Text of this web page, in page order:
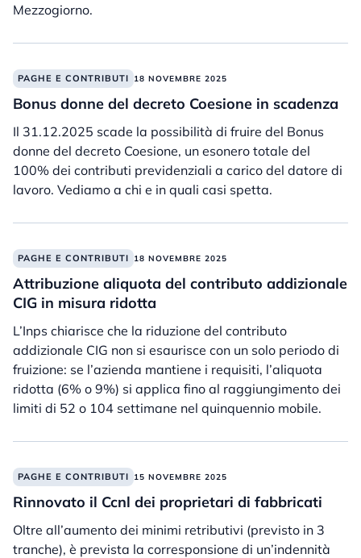
Mezzogiorno.
PAGHE E CONTRIBUTI 18 NOVEMBRE 2025
Bonus donne del decreto Coesione in scadenza
Il 31.12.2025 scade la possibilità di fruire del Bonus
donne del decreto Coesione, un esonero totale del
100% dei contributi previdenziali a carico del datore di
lavoro. Vediamo a chi e in quali casi spetta.
PAGHE E CONTRIBUTI 18 NOVEMBRE 2025
Attribuzione aliquota del contributo addizionale
CIG in misura ridotta
L’Inps chiarisce che la riduzione del contributo
addizionale CIG non si esaurisce con un solo periodo di
fruizione: se l’azienda mantiene i requisiti, l’aliquota
ridotta (6% o 9%) si applica fino al raggiungimento dei
limiti di 52 o 104 settimane nel quinquennio mobile.
PAGHE E CONTRIBUTI 15 NOVEMBRE 2025
Rinnovato il Ccnl dei proprietari di fabbricati
Oltre all’aumento dei minimi retributivi (previsto in 3
tranche), è prevista la corresponsione di un’indennità